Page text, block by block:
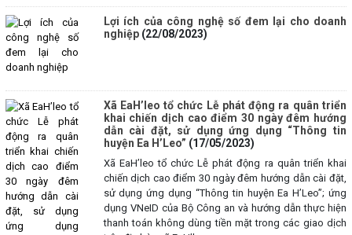
Lợi ích của công nghệ số đem lại cho doanh
nghiệp (22/08/2023)
Xã EaH’leo tổ chức Lễ phát động ra quân triển
khai chiến dịch cao điểm 30 ngày đêm hướng
dẫn cài đặt, sử dụng ứng dụng “Thông tin
huyện Ea H’Leo” (17/05/2023)
Xã EaH’leo tổ chức Lễ phát động ra quân triển khai
chiến dịch cao điểm 30 ngày đêm hướng dẫn cài đặt,
sử dụng ứng dụng “Thông tin huyện Ea H’Leo”; ứng
dụng VNeID của Bộ Công an và hướng dẫn thực hiện
thanh toán không dùng tiền mặt trong các giao dịch